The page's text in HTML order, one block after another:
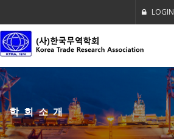
LOGIN
학회소개